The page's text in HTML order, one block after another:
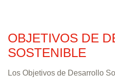
OBJETIVOS DE
SOSTENIBLE
Los Objetivos de Desarrollo